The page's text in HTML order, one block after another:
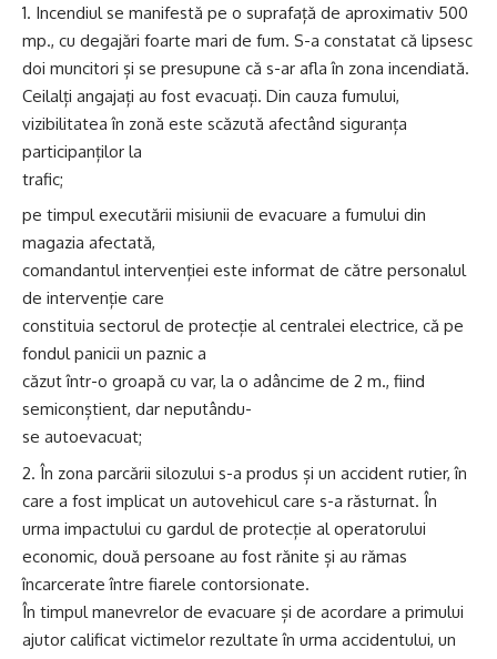
1. Incendiul se manifestă pe o suprafață de aproximativ 500
mp., cu degajări foarte mari de fum. S-a constatat că lipsesc
doi muncitori și se presupune că s-ar afla în zona incendiată.
Ceilalți angajați au fost evacuați. Din cauza fumului,
vizibilitatea în zonă este scăzută afectând siguranța
participanților la
trafic;
pe timpul executării misiunii de evacuare a fumului din
magazia afectată,
comandantul intervenției este informat de către personalul
de intervenție care
constituia sectorul de protecție al centralei electrice, că pe
fondul panicii un paznic a
căzut într-o groapă cu var, la o adâncime de 2 m., fiind
semiconștient, dar neputându-
se autoevacuat;
2. În zona parcării silozului s-a produs și un accident rutier, în
care a fost implicat un autovehicul care s-a răsturnat. În
urma impactului cu gardul de protecție al operatorului
economic, două persoane au fost rănite și au rămas
încarcerate între fiarele contorsionate.
În timpul manevrelor de evacuare și de acordare a primului
ajutor calificat victimelor rezultate în urma accidentului, un